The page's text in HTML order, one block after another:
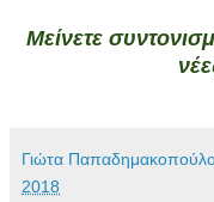
Μείνετε
Γιώτα
2018